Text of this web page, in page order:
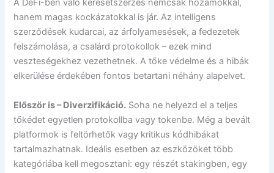
A DeFi-ben való keresetszerzés nemcsak hozamokkal,
hanem magas kockázatokkal is jár. Az intelligens
szerződések kudarcai, az árfolyamesések, a fedezetek
felszámolása, a csalárd protokollok – ezek mind
veszteségekhez vezethetnek. A tőke védelme és a hibák
elkerülése érdekében fontos betartani néhány alapelvet.
Először is – Diverzifikáció. Soha ne helyezd el a teljes
tőkédet egyetlen protokollba vagy tokenbe. Még a bevált
platformok is feltörhetők vagy kritikus kódhibákat
tartalmazhatnak. Ideális esetben az eszközöket több
kategóriába kell megosztani: egy részét stakingben, egy